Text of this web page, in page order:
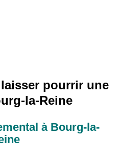
pourrir une
la-Reine
à Bourg-la-